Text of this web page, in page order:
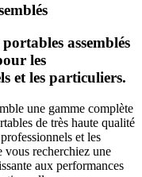
assemblés
les
et les particuliers.
une gamme complète
de très haute qualité
et les
vous recherchiez une
aux performances